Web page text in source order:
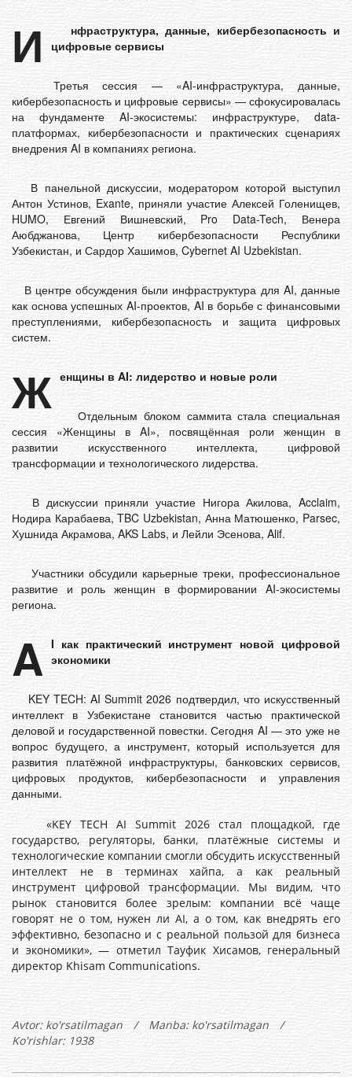
И
нфраструктура, данные, кибербезопасность и
цифровые сервисы
Третья сессия — «AI-инфраструктура, данные,
кибербезопасность и цифровые сервисы» — сфокусировалась
на фундаменте AI-экосистемы: инфраструктуре, data-
платформах, кибербезопасности и практических сценариях
внедрения AI в компаниях региона.
В панельной дискуссии, модератором которой выступил
Антон Устинов, Exante, приняли участие Алексей Голенищев,
HUMO, Евгений Вишневский, Pro Data-Tech, Венера
Аюбджанова, Центр кибербезопасности Республики
Узбекистан, и Сардор Хашимов, Cybernet AI Uzbekistan.
В центре обсуждения были инфраструктура для AI, данные
как основа успешных AI-проектов, AI в борьбе с финансовыми
преступлениями, кибербезопасность и защита цифровых
систем.
Ж енщины в AI: лидерство и новые роли
Отдельным блоком саммита стала специальная
сессия «Женщины в AI», посвящённая роли женщин в
развитии искусственного интеллекта, цифровой
трансформации и технологического лидерства.
В дискуссии приняли участие Нигора Акилова, Acclaim,
Нодира Карабаева, TBC Uzbekistan, Анна Матюшенко, Parsec,
Хушнида Акрамова, AKS Labs, и Лейли Эсенова, Alif.
Участники обсудили карьерные треки, профессиональное
развитие и роль женщин в формировании AI-экосистемы
региона.
A I как практический инструмент новой цифровой
экономики
KEY TECH: AI Summit 2026 подтвердил, что искусственный
интеллект в Узбекистане становится частью практической
деловой и государственной повестки. Сегодня AI — это уже не
вопрос будущего, а инструмент, который используется для
развития платёжной инфраструктуры, банковских сервисов,
цифровых продуктов, кибербезопасности и управления
данными.
«KEY TECH AI Summit 2026 стал площадкой, где
государство, регуляторы, банки, платёжные системы и
технологические компании смогли обсудить искусственный
интеллект не в терминах хайпа, а как реальный
инструмент цифровой трансформации. Мы видим, что
рынок становится более зрелым: компании всё чаще
говорят не о том, нужен ли AI, а о том, как внедрять его
эффективно, безопасно и с реальной пользой для бизнеса
и экономики», — отметил Тауфик Хисамов, генеральный
директор Khisam Communications.
Avtor: ko'rsatilmagan / Manba: ko'rsatilmagan
/
Ko'rishlar: 1938